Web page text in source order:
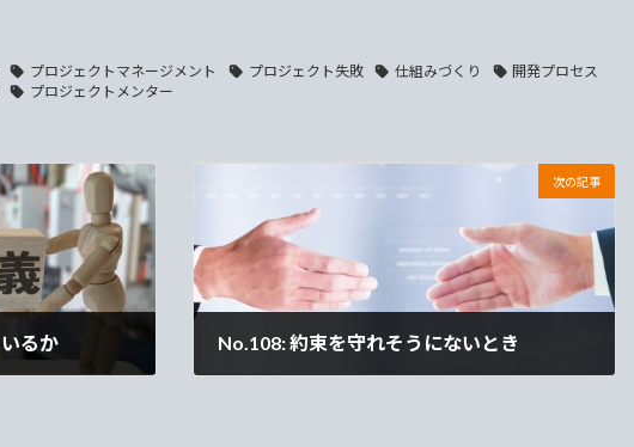
プロジェクトマネージメント プロジェクト失敗 仕組みづくり
開発プロセス
プロジェクトメンター
るか
次の記事
No.108: 約束を守れそうにないとき